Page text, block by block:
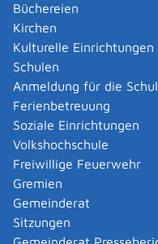
Büchereien
Kirchen
Kulturelle Einrichtungen
Schulen
Anmeldung für die
Ferienbetreuung
Soziale Einrichtungen
Volkshochschule
Freiwillige Feuerwehr
Gremien
Gemeinderat
Sitzungen